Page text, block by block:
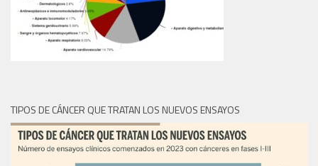
TIPOS DE CÁNCER QUE TRATAN LOS NUEVOS ENSAYOS